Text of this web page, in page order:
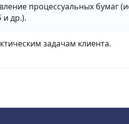
процессуальных бумаг
др.).
задачам клиента.